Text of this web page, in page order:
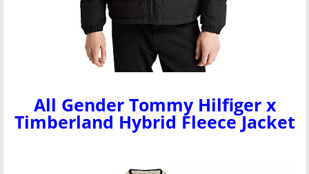
All Gender Tommy Hilfiger x
Timberland Hybrid Fleece Jacket